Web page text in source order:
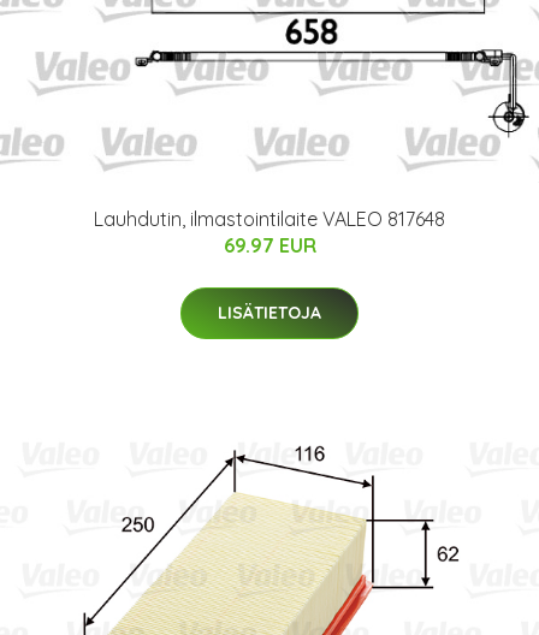
Lauhdutin, ilmastointilaite VALEO 817648
69.97 EUR
LISÄTIETOJA